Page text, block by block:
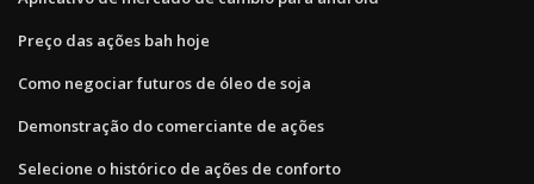
Preço das ações bah hoje
Como negociar futuros de óleo de soja
Demonstração do comerciante de ações
Selecione o histórico de ações de conforto